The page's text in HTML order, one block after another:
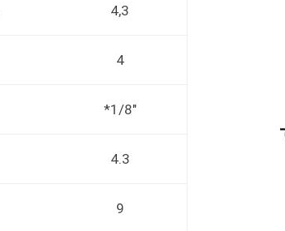
4,3
4
*1/8"
4.3
9